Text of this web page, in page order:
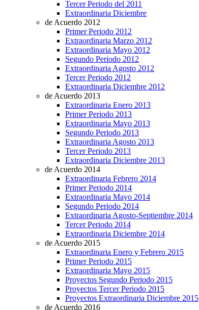
Tercer Periodo del 2011
Extraordinaria Diciembre
de Acuerdo 2012
Primer Periodo 2012
Extraordinaria Marzo 2012
Extraordinaria Mayo 2012
Segundo Periodo 2012
Extraordinaria Agosto 2012
Tercer Periodo 2012
Extraordinaria Diciembre 2012
de Acuerdo 2013
Extraordinaria Enero 2013
Primer Periodo 2013
Extraordinaria Mayo 2013
Segundo Periodo 2013
Extraordinaria Agosto 2013
Tercer Periodo 2013
Extraordinaria Diciembre 2013
de Acuerdo 2014
Extraordinaria Febrero 2014
Primer Periodo 2014
Extraordinaria Mayo 2014
Segundo Periodo 2014
Extraordinaria Agosto-Septiembre 2014
Tercer Periodo 2014
Extraordinaria Diciembre 2014
de Acuerdo 2015
Extraordinaria Enero y Febrero 2015
Primer Periodo 2015
Extraordinaria Mayo 2015
Proyectos Segundo Periodo 2015
Proyectos Tercer Periodo 2015
Proyectos Extraordinaria Diciembre 2015
de Acuerdo 2016